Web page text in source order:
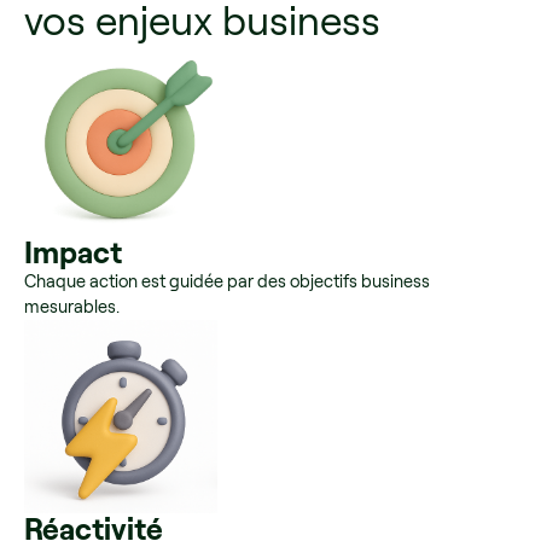
vos enjeux business
Impact
Chaque action est guidée par des objectifs business
mesurables.
Réactivité